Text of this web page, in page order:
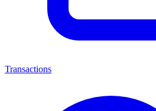
Transactions